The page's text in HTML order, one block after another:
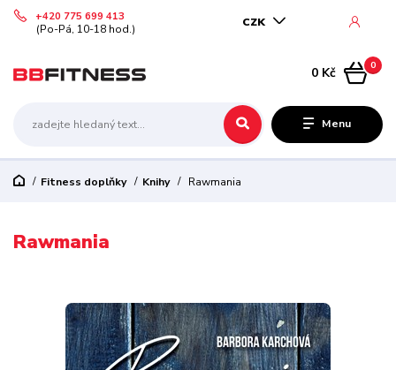
Menu
CZK
+420 775 699 413
(Po-Pá, 10-18 hod.)
0
0 Kč
Fitness doplňky Knihy Rawmania
Rawmania